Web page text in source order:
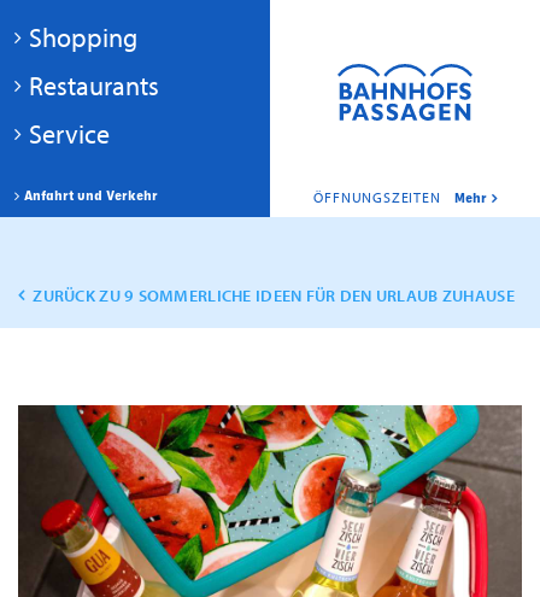
ÖFFNUNGSZEITEN Mehr
Anfahrt und Verkehr
Shopping
Restaurants
Service
ZURÜCK ZU 9 SOMMERLICHE IDEEN FÜR DEN URLAUB ZUHAUSE